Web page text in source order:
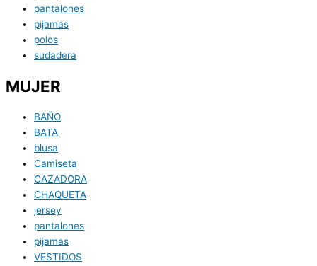
pantalones
pijamas
polos
sudadera
MUJER
BAÑO
BATA
blusa
Camiseta
CAZADORA
CHAQUETA
jersey
pantalones
pijamas
VESTIDOS